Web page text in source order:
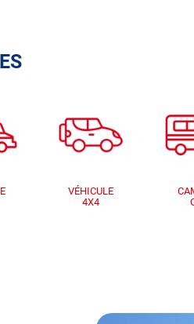
VÉHICULE
4X4